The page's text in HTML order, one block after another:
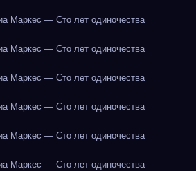
Маркес — Сто лет одиночества
Маркес — Сто лет одиночества
Маркес — Сто лет одиночества
Маркес — Сто лет одиночества
Маркес — Сто лет одиночества
Маркес — Сто лет одиночества